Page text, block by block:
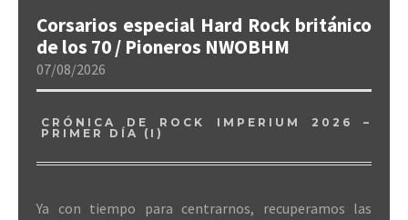
Corsarios especial Hard Rock británico
de los 70 / Pioneros NWOBHM
07/08/2026
CRÓNICA DE ROCK IMPERIUM 2026 –
PRIMER DÍA (I)
Ya con tiempo para centrarnos, recuperamos las